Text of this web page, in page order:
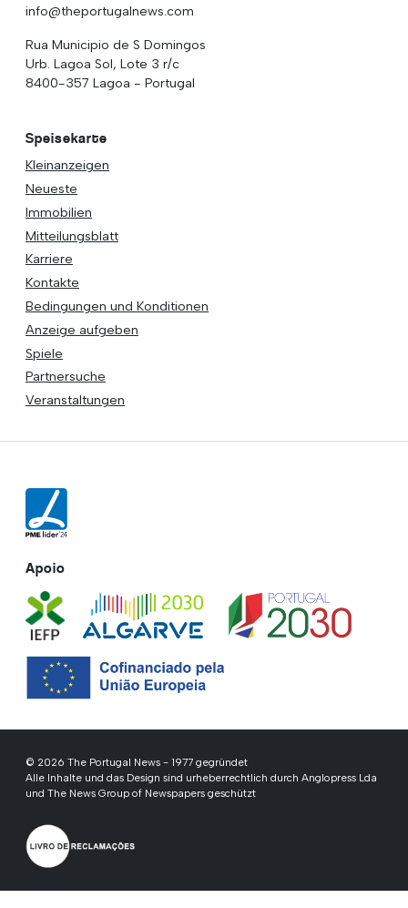
info@theportugalnews.com
Rua Municipio de S Domingos
Urb. Lagoa Sol, Lote 3 r/c
8400-357 Lagoa - Portugal
Speisekarte
Kleinanzeigen
Neueste
Immobilien
Mitteilungsblatt
Karriere
Kontakte
Bedingungen und Konditionen
Anzeige aufgeben
Spiele
Partnersuche
Veranstaltungen
Apoio
© 2026 The Portugal News - 1977 gegründet
Alle Inhalte und das Design sind urheberrechtlich durch Anglopress Lda
und The News Group of Newspapers geschützt